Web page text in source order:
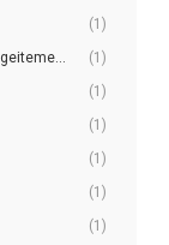
(1)
(1)
(1)
(1)
(1)
(1)
(1)